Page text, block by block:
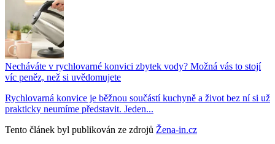
Necháváte v rychlovarné konvici zbytek vody? Možná vás to stojí
víc peněz, než si uvědomujete
Rychlovarná konvice je běžnou součástí kuchyně a život bez ní si už
prakticky neumíme představit. Jeden...
Tento článek byl publikován ze zdrojů Žena-in.cz